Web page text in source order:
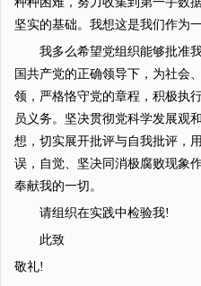
坚实的基础。我想这是我们作为
我多么希望党组织能够批准我
国共产党的正确领导下，为社会
领，严格恪守党的章程，积极执
员义务。坚决贯彻党科学发展观
想，切实展开批评与自我批评，
误，自觉、坚决同消极腐败现象
奉献我的一切。
请组织在实践中检验我!
此致
敬礼!